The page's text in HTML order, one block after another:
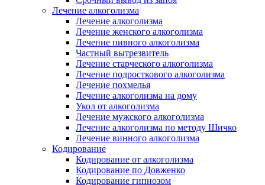
Лечение алкоголизма
Лечение алкоголизма
Лечение женского алкоголизма
Лечение пивного алкоголизма
Частный вытрезвитель
Лечение старческого алкоголизма
Лечение подросткового алкоголизма
Лечение похмелья
Лечение алкоголизма на дому
Укол от алкоголизма
Лечение мужского алкоголизма
Лечение алкоголизма по методу Шичко
Лечение винного алкоголизма
Кодирование
Кодирование от алкоголизма
Кодирование по Довженко
Кодирование гипнозом